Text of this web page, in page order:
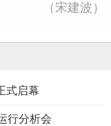
（宋建波）
式启幕
行分析会